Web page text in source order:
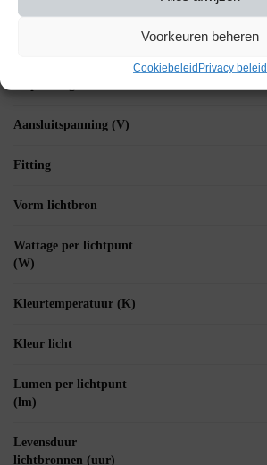
Voorkeuren beheren
CookiebeleidPrivacy beleid
Aansluitspanning (V)
Fitting
Vorm lichtbron
Wattage per lichtpunt
(W)
Kleurtemperatuur (K)
Kleur licht
Lumen per lichtpunt
(lm)
Levensduur
lichtbronnen (uur)